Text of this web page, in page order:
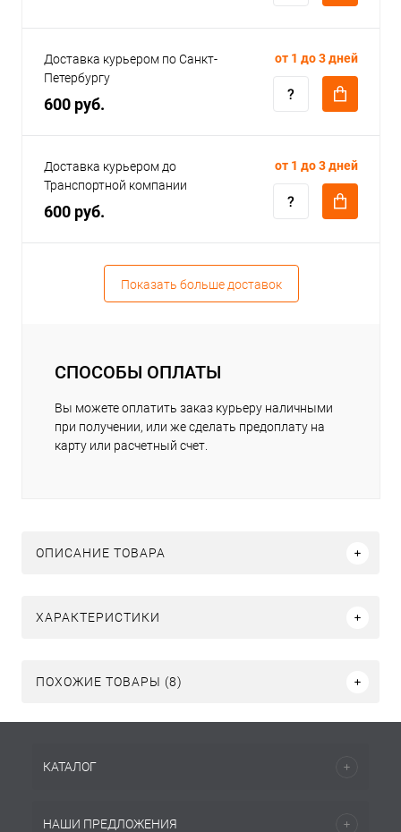
Доставка курьером по Санкт-
Петербургу
600 руб.
от 1 до 3 дней
Доставка курьером до
Транспортной компании
600 руб.
от 1 до 3 дней
Показать больше доставок
СПОСОБЫ ОПЛАТЫ
Вы можете оплатить заказ курьеру наличными
при получении, или же сделать предоплату на
карту или расчетный счет.
ОПИСАНИЕ ТОВАРА
ХАРАКТЕРИСТИКИ
ПОХОЖИЕ ТОВАРЫ (8)
КАТАЛОГ
НАШИ ПРЕДЛОЖЕНИЯ